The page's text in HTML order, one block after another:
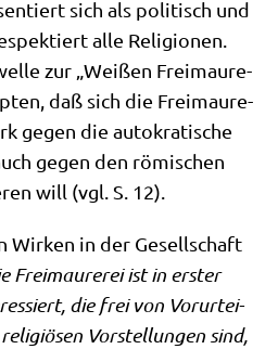
sich als poli­tisch und
alle Reli­gio­nen.
zur „Wei­ßen Frei­mau­re­
daß sich die Frei­mau­re­
gegen die auto­kra­ti­sche
gegen den römi­schen
will (vgl. S. 12).
Wir­ken in der Gesell­schaft
Frei­mau­re­rei ist in erster
die frei von Vor­ur­tei­
Vor­stel­lun­gen sind,